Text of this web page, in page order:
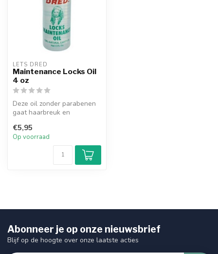
LETS DRED
Maintenance Locks Oil
4 oz
Deze oil zonder parabenen
gaat haarbreuk en
en maakt...
€5,95
Op voorraad
Abonneer je op onze nieuwsbrief
Blijf op de hoogte over onze laatste acties